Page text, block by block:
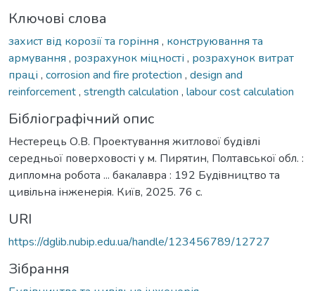
Ключові слова
захист від корозії та горіння , конструювання та
армування , розрахунок міцності , розрахунок витрат
праці , corrosion and fire protection , design and
reinforcement, strength calculation , labour cost calculation
Бібліографічний опис
Нестерець О.В. Проектування житлової будівлі
середньої поверховості у м. Пирятин, Полтавської обл. :
дипломна робота ... бакалавра : 192 Будiвництво тa
цивiльнa iнженерiя. Київ, 2025. 76 с.
URI
https://dglib.nubip.edu.ua/handle/123456789/12727
Зібрання